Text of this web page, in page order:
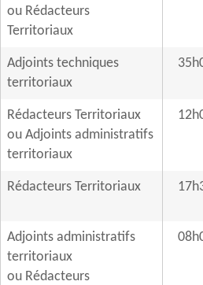
ou Rédacteurs
Territoriaux
Adjoints techniques
territoriaux
Rédacteurs Territoriaux
ou Adjoints administratifs
territoriaux
Rédacteurs Territoriaux
Adjoints administratifs
territoriaux
ou Rédacteurs